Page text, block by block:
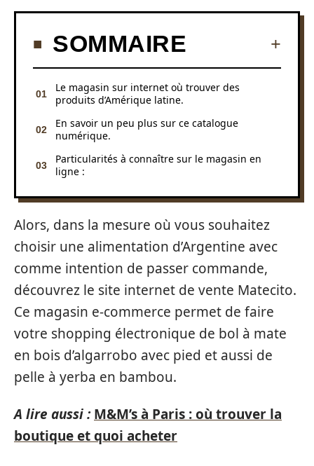
SOMMAIRE
Le magasin sur internet où trouver des
produits d’Amérique latine.
En savoir un peu plus sur ce catalogue
numérique.
Particularités à connaître sur le magasin en
ligne :
Alors, dans la mesure où vous souhaitez
choisir une alimentation d’Argentine avec
comme intention de passer commande,
découvrez le site internet de vente Matecito.
Ce magasin e-commerce permet de faire
votre shopping électronique de bol à mate
en bois d’algarrobo avec pied et aussi de
pelle à yerba en bambou.
A lire aussi : M&M’s à Paris : où trouver la
boutique et quoi acheter